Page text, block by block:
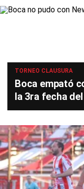
TORNEO CLAUSURA
Boca empató
la 3ra fecha